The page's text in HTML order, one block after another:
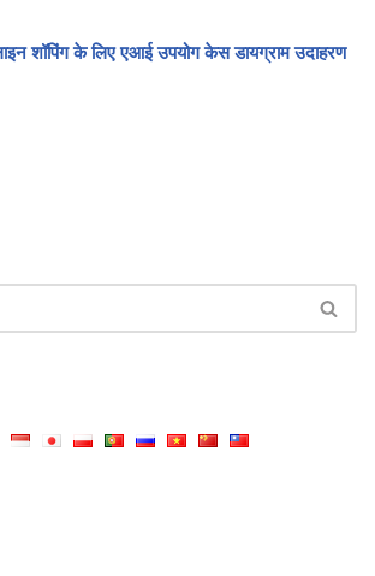
शॉपिंग के लिए एआई उपयोग केस डायग्राम उदाहरण